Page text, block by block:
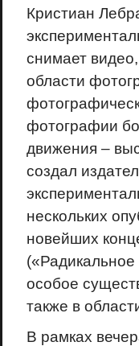
Кристиан
снимает
области
фотографии
движения –
создал
нескольких
новейших
особое
также в
В рамках